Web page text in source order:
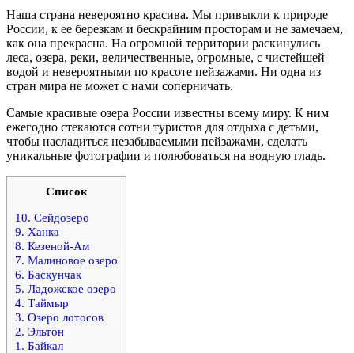
Наша страна невероятно красива. Мы привыкли к природе
России, к ее березкам и бескрайним просторам и не замечаем,
как она прекрасна. На огромной территории раскинулись
леса, озера, реки, величественные, огромные, с чистейшей
водой и невероятными по красоте пейзажами. Ни одна из
стран мира не может с нами соперничать.
Самые красивые озера России известны всему миру. К ним
ежегодно стекаются сотни туристов для отдыха с детьми,
чтобы насладиться незабываемыми пейзажами, сделать
уникальные фотографии и полюбоваться на водную гладь.
Список
10. Сейдозеро
9. Ханка
8. Кезеной-Ам
7. Малиновое озеро
6. Баскунчак
5. Ладожское озеро
4. Таймыр
3. Озеро лотосов
2. Эльтон
1. Байкал